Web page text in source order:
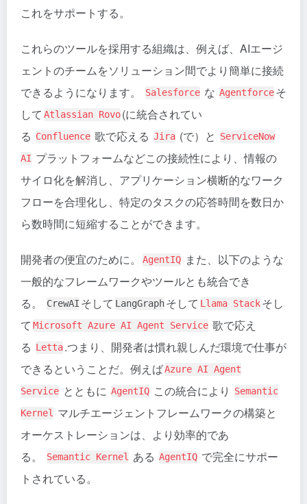
これをサポートする。
これらのツールを採用する組織は、例えば、AIエージ
ェントのチームをソリューション間でより簡単に接続
できるようになります。
Salesforce な Agentforceそ
して Atlassian Rovo(に統合されてい
る Confluence 歌で応える Jira (で）と
ServiceNow
AI プラットフォームなどこの接続性により、情報の
サイロ化を解消し、アプリケーション横断的なワーク
フローを合理化し、特定のタスクの応答時間を数日か
ら数時間に短縮することができます。
開発者の便宜のために。 AgentIQ また、以下のような
一般的なフレームワークやツールとも統合でき
る。
CrewAI そして LangGraphそして Llama Stackそし
て Microsoft Azure AI Agent Service 歌で応え
る Letta.つまり、開発者は慣れ親しんだ環境で仕事が
できるということだ。例えばAzure AI Agent
Service とともに AgentIQ この統合により
Semantic
Kernel マルチエージェントフレームワークの構築と
オーケストレーションは、より効率的であ
る。
Semantic Kernel ある AgentIQ で完全にサポー
トされている。